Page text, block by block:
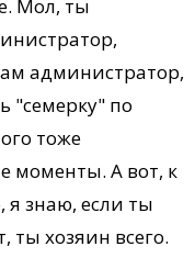
Мол, ты
администратор,
"семерку" по
тоже
моменты. А вот, к
я знаю, если ты
ты хозяин всего.